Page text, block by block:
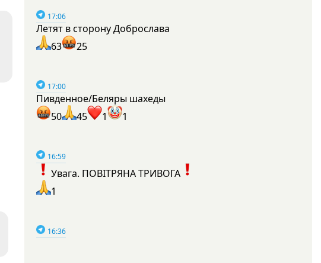
17:06
Летят в сторону Доброслава
63
25
17:00
Пивденное/Беляры шахеды
50
45 1 1
16:59
Увага. ПОВІТРЯНА ТРИВОГА
1
16:36